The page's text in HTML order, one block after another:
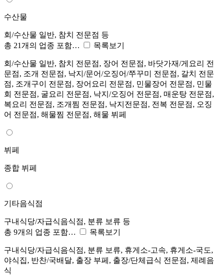
수산물
회/수산물 일반, 참치 전문점 등
총 21개의 업종 포함…
목록보기
회/수산물 일반, 참치 전문점, 장어 전문점, 바닷가재/게요리 전
문점, 조개 전문점, 낙지/문어/오징어/쭈꾸미 전문점, 갈치 전문
점, 조개구이 전문점, 장어요리 전문점, 민물장어 전문점, 민물
회 전문점, 굴요리 전문점, 낙지/오징어 전문점, 매운탕 전문점,
복요리 전문점, 조개찜 전문점, 낙지전문점, 전복 전문점, 오징
어 전문점, 해물찜 전문점, 해물 뷔페
뷔페
종합 뷔페
기타음식점
구내식당/자급식음식점, 분류 보류 등
총 9개의 업종 포함…
목록보기
구내식당/자급식음식점, 분류 보류, 휴게소-고속, 휴게소-국도,
야식집, 반찬/국배달, 출장 부페, 출장/단체급식 전문점, 제례음
식